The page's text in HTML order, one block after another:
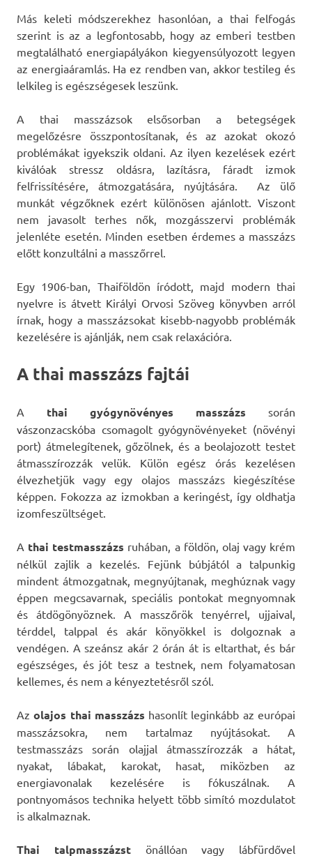
Más keleti módszerekhez hasonlóan, a thai felfogás
szerint is az a legfontosabb, hogy az emberi testben
megtalálható energiapályákon kiegyensúlyozott legyen
az energiaáramlás. Ha ez rendben van, akkor testileg és
lelkileg is egészségesek leszünk.
A thai masszázsok elsősorban a betegségek
megelőzésre összpontosítanak, és az azokat okozó
problémákat igyekszik oldani. Az ilyen kezelések ezért
kiválóak stressz oldásra, lazításra, fáradt izmok
felfrissítésére, átmozgatására, nyújtására. Az ülő
munkát végzőknek ezért különösen ajánlott. Viszont
nem javasolt terhes nők, mozgásszervi problémák
jelenléte esetén. Minden esetben érdemes a masszázs
előtt konzultálni a masszőrrel.
Egy 1906-ban, Thaiföldön íródott, majd modern thai
nyelvre is átvett Királyi Orvosi Szöveg könyvben arról
írnak, hogy a masszázsokat kisebb-nagyobb problémák
kezelésére is ajánlják, nem csak relaxációra.
A thai masszázs fajtái
A thai gyógynövényes masszázs során
vászonzacskóba csomagolt gyógynövényeket (növényi
port) átmelegítenek, gőzölnek, és a beolajozott testet
átmasszírozzák velük. Külön egész órás kezelésen
élvezhetjük vagy egy olajos masszázs kiegészítése
képpen. Fokozza az izmokban a keringést, így oldhatja
izomfeszültséget.
A thai testmasszázs ruhában, a földön, olaj vagy krém
nélkül zajlik a kezelés. Fejünk búbjától a talpunkig
mindent átmozgatnak, megnyújtanak, meghúznak vagy
éppen megcsavarnak, speciális pontokat megnyomnak
és átdögönyöznek. A masszőrök tenyérrel, ujjaival,
térddel, talppal és akár könyökkel is dolgoznak a
vendégen. A szeánsz akár 2 órán át is eltarthat, és bár
egészséges, és jót tesz a testnek, nem folyamatosan
kellemes, és nem a kényeztetésről szól.
Azolajos thai masszázs hasonlít leginkább az európai
masszázsokra, nem tartalmaz nyújtásokat. A
testmasszázs során olajjal átmasszírozzák a hátat,
nyakat, lábakat, karokat, hasat, miközben az
energiavonalak kezelésére is fókuszálnak. A
pontnyomásos technika helyett több simító mozdulatot
is alkalmaznak.
Thai talpmasszázstönállóan vagy lábfürdővel